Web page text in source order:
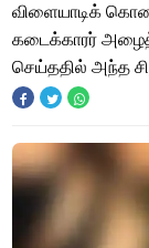
விளையாடிக்
கடைக்காரர்
செய்ததில் அந்த
இருக்கிறது .